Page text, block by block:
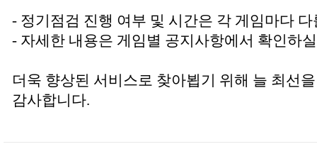
- 정기점검 진행 여부 및 시간은 각 게임마다
- 자세한 내용은 게임별 공지사항에서 확인하
더욱 향상된 서비스로 찾아뵙기 위해 늘 최선
감사합니다.